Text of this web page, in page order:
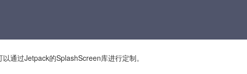
通过Jetpack的SplashScreen库进行定制。